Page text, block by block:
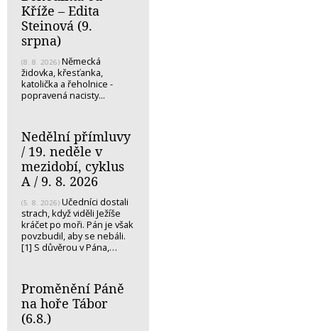
Kříže – Edita
Steinová (9.
srpna)
(8. 8. 2026) Německá
židovka, křesťanka,
katolička a řeholnice -
popravená nacisty...
Nedělní přímluvy
/ 19. neděle v
mezidobí, cyklus
A / 9. 8. 2026
(5. 8. 2026) Učedníci dostali
strach, když viděli Ježíše
kráčet po moři. Pán je však
povzbudil, aby se nebáli.
[1] S důvěrou v Pána,…
Proměnění Páně
na hoře Tábor
(6.8.)